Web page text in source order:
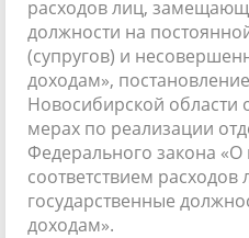
расходов лиц,
должности на
(супругов) и
доходам»,
Новосибирской области
мерах по реализации
Федерального закона «О
соответствием
государственные
доходам».